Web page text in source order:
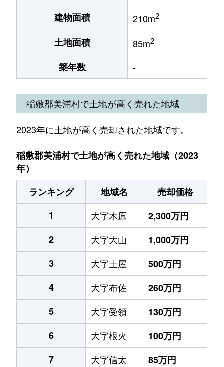
建物面積 210m2
土地面積 85m2
築年数 -
稲敷郡美浦村で土地が高く売れた地域
2023年に土地が高く売却された地域です。
稲敷郡美浦村で土地が高く売れた地域（2023
年）
ランキング
地域名
売却価格
1
大字木原
2,300万円
2
大字大山
1,000万円
3
大字土屋
500万円
4
大字布佐
260万円
5
大字受領
130万円
6
大字根火
100万円
7
大字信太
85万円